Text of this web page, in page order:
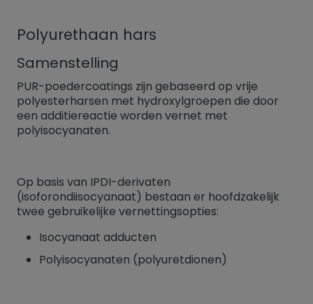
Polyurethaan hars
Samenstelling
PUR-poedercoatings zijn gebaseerd op vrije
polyesterharsen met hydroxylgroepen die door
een additiereactie worden vernet met
polyisocyanaten.
Op basis van IPDI-derivaten
(isoforondiisocyanaat) bestaan er hoofdzakelijk
twee gebruikelijke vernettingsopties:
Isocyanaat adducten
Polyisocyanaten (polyuretdionen)